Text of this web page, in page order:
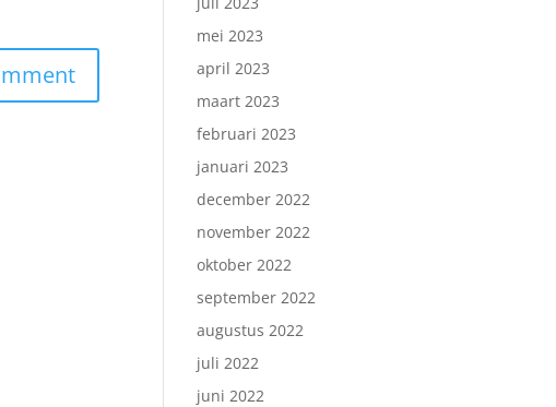
mei 2023
april 2023
maart 2023
februari 2023
januari 2023
december 2022
november 2022
oktober 2022
september 2022
augustus 2022
juli 2022
juni 2022